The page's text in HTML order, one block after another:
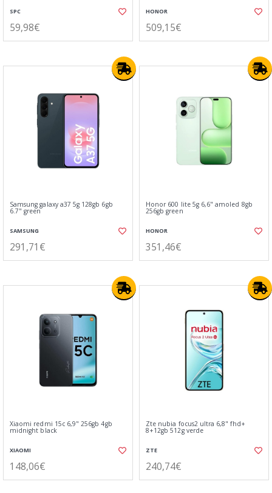
SPC
59,98€
HONOR
509,15€
Samsung galaxy a37 5g 128gb 6gb
6.7" green
SAMSUNG
291,71€
Honor 600 lite 5g 6,6" amoled 8gb
256gb green
HONOR
351,46€
Xiaomi redmi 15c 6,9" 256gb 4gb
midnight black
XIAOMI
148,06€
Zte nubia focus2 ultra 6,8" fhd+
8+12gb 512g verde
ZTE
240,74€